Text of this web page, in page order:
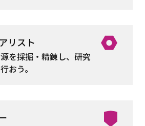
リスト
を採掘・精錬し、研究
おう。